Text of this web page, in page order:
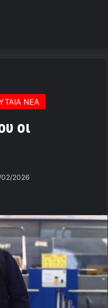
ΝΕΑ
οι
2026